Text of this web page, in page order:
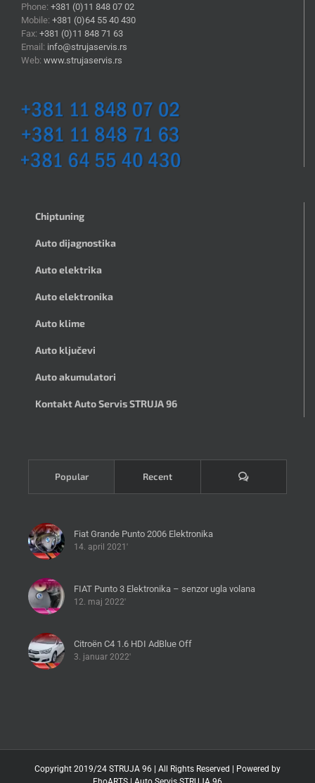
Phone: +381 (0)11 848 07 02
Mobile: +381 (0)64 55 40 430
Fax: +381 (0)11 848 71 63
Email: info@strujaservis.rs
Web: www.strujaservis.rs
Chiptuning
Auto dijagnostika
Auto elektrika
Auto elektronika
Auto klime
Auto ključevi
Auto akumulatori
Kontakt Auto Servis STRUJA 96
Popular Recent Komentari
Fiat Grande Punto 2006 Elektronika
14. april 2021'
FIAT Punto 3 Elektronika – senzor ugla volana
12. maj 2022'
Citroën C4 1.6 HDI AdBlue Off
3. januar 2022'
Copyright 2019/24 STRUJA 96 | All Rights Reserved | Powered by